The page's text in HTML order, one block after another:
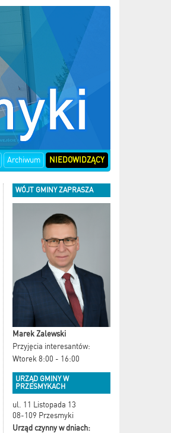
Archiwum NIEDOWIDZĄCY
WÓJT GMINY ZAPRASZA
Marek Zalewski
Przyjęcia interesantów:
Wtorek 8:00 - 16:00
URZĄD GMINY W
PRZESMYKACH
ul. 11 Listopada 13
08-109 Przesmyki
Urząd czynny w dniach: